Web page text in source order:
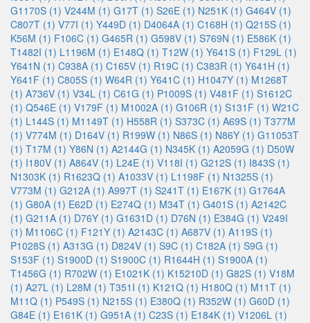
G1170S (1) V244M (1) G17T (1) S26E (1) N251K (1) G464V (1)
C807T (1) V77I (1) Y449D (1) D4064A (1) C168H (1) Q215S (1)
K56M (1) F106C (1) G465R (1) G598V (1) S769N (1) E586K (1)
T1482I (1) L1196M (1) E148Q (1) T12W (1) Y641S (1) F129L (1)
Y641N (1) C938A (1) C165V (1) R19C (1) C383R (1) Y641H (1)
Y641F (1) C805S (1) W64R (1) Y641C (1) H1047Y (1) M1268T
(1) A736V (1) V34L (1) C61G (1) P1009S (1) V481F (1) S1612C
(1) Q546E (1) V179F (1) M1002A (1) G106R (1) S131F (1) W21C
(1) L144S (1) M1149T (1) H558R (1) S373C (1) A69S (1) T377M
(1) V774M (1) D164V (1) R199W (1) N86S (1) N86Y (1) G11053T
(1) T17M (1) Y86N (1) A2144G (1) N345K (1) A2059G (1) D50W
(1) I180V (1) A864V (1) L24E (1) V118I (1) G212S (1) I843S (1)
N1303K (1) R1623Q (1) A1033V (1) L1198F (1) N1325S (1)
V773M (1) G212A (1) A997T (1) S241T (1) E167K (1) G1764A
(1) G80A (1) E62D (1) E274Q (1) M34T (1) G401S (1) A2142C
(1) G211A (1) D76Y (1) G1631D (1) D76N (1) E384G (1) V249I
(1) M1106C (1) F121Y (1) A2143C (1) A687V (1) A119S (1)
P1028S (1) A313G (1) D824V (1) S9C (1) C182A (1) S9G (1)
S153F (1) S1900D (1) S1900C (1) R1644H (1) S1900A (1)
T1456G (1) R702W (1) E1021K (1) K15210D (1) G82S (1) V18M
(1) A27L (1) L28M (1) T351I (1) K121Q (1) H180Q (1) M11T (1)
M11Q (1) P549S (1) N215S (1) E380Q (1) R352W (1) G60D (1)
G84E (1) E161K (1) G951A (1) C23S (1) E184K (1) V1206L (1)